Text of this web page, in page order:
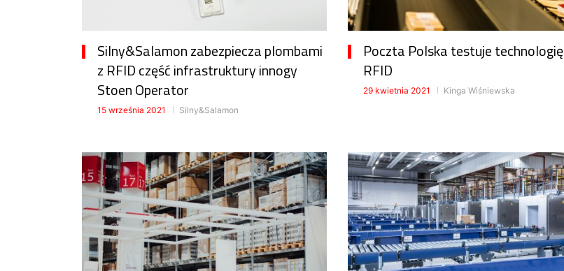
Silny&Salamon zabezpiecza plombami
z RFID część infrastruktury innogy
Stoen Operator
15 września 2021 Silny&Salamon
Poczta Polska testuje technologię
RFID
29 kwietnia 2021 Kinga Wiśniewska